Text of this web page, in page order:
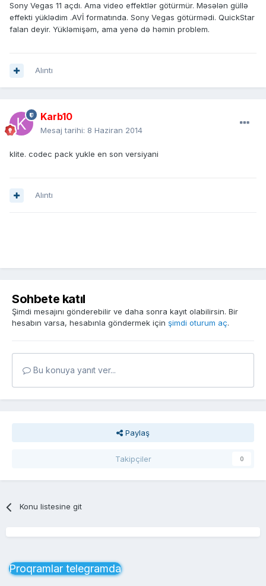
Sony Vegas 11 açdı. Ama video effektlər götürmür. Məsələn güllə
effekti yüklədim .AVİ formatında. Sony Vegas götürmədi. QuickStar
falan deyir. Yükləmişəm, ama yenə də həmin problem.
Alıntı
Karb10
Mesaj tarihi: 8 Haziran 2014
klite. codec pack yukle en son versiyani
Alıntı
Sohbete katıl
Şimdi mesajını gönderebilir ve daha sonra kayıt olabilirsin. Bir
hesabın varsa, hesabınla göndermek için şimdi oturum aç.
Bu konuya yanıt ver...
Paylaş
Takipçiler 0
Konu listesine git
Proqramlar telegramda